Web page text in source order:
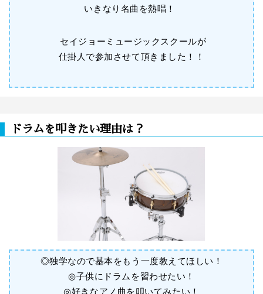
いきなり名曲を熱唱！
セイジョーミュージックスクールが
仕掛人で参加させて頂きました！！
ドラムを叩きたい理由は？
◎独学なので基本をもう一度教えてほしい！
◎子供にドラムを習わせたい！